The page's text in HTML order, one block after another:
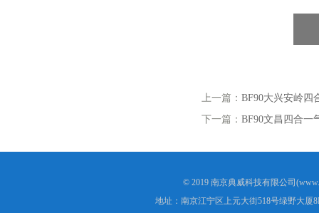
上一篇： BF90大兴安岭四
下一篇： BF90文昌四合一
© 2019 南京典威科技有限公司
地址：南京江宁区上元大街518号绿野大厦